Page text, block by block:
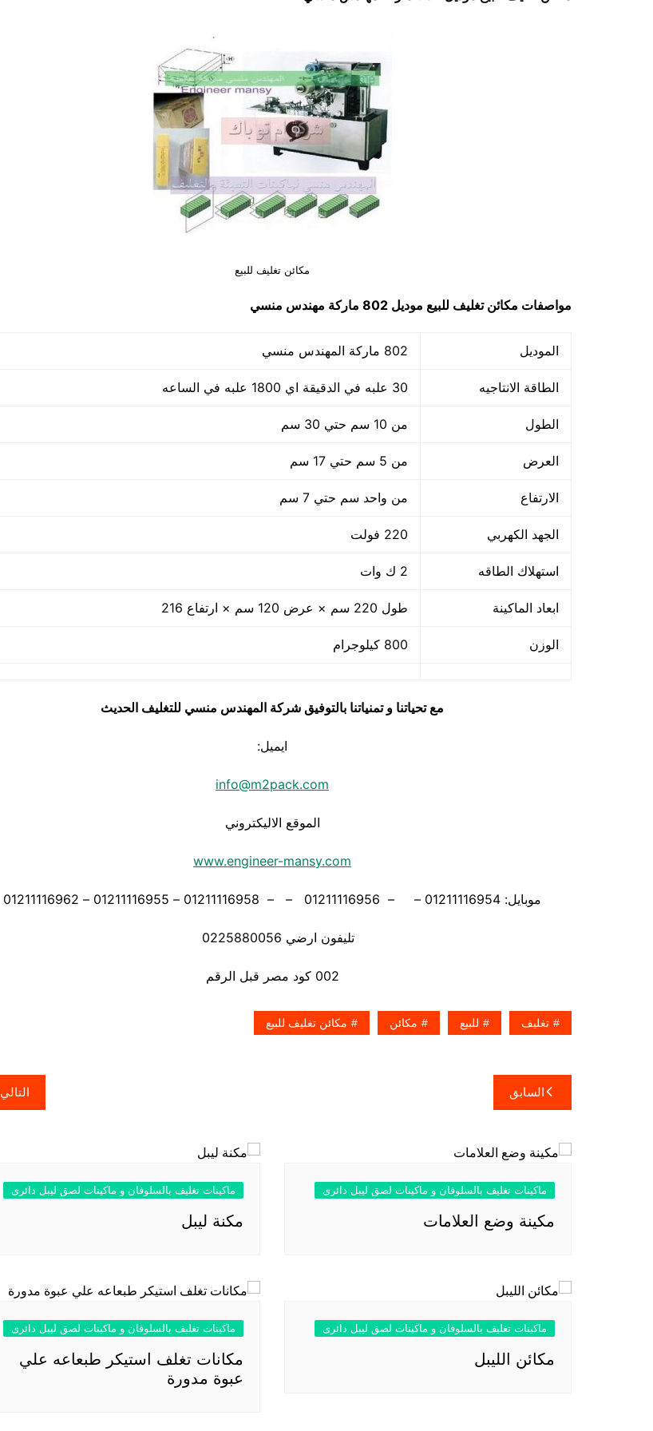
مكائن تغليف للبيع
مواصفات مكائن تغليف للبيع موديل 802 ماركة مهندس منسي
الموديل 802 ماركة المهندس منسي
الطاقة الانتاجيه 30 علبه في الدقيقة اي 1800 علبه في الساعه
الطول من 10 سم حتي 30 سم
العرض من 5 سم حتي 17 سم
الارتفاع من واحد سم حتي 7 سم
الجهد الكهربي 220 فولت
استهلاك الطاقه 2 ك وات
ابعاد الماكينة طول 220 سم × عرض 120 سم × ارتفاع 216
الوزن 800 كيلوجرام
مع تحياتنا و تمنياتنا بالتوفيق شركة المهندس منسي للتغليف الحديث
ايميل:
info@m2pack.com
الموقع الاليكتروني
www.engineer-mansy.com
موبايل: 01211116954 – – 01211116956 – – 01211116958 – 01211116955 – 01211116962
تليفون ارضي 0225880056
002 كود مصر قبل الرقم
تغليف للبيع مكائن مكائن تغليف للبيع
تصفّح
المقالات
السابق التالي
ماكينات تغليف بالسلوفان و ماكينات لصق ليبل دائرى
مكينة وضع العلامات
ماكينات تغليف بالسلوفان و ماكينات لصق ليبل دائرى
مكنة ليبل
ماكينات تغليف بالسلوفان و ماكينات لصق ليبل دائرى
مكائن الليبل
ماكينات تغليف بالسلوفان و ماكينات لصق ليبل دائرى
مكانات تغلف استيكر طبعاعه علي
عبوة مدورة